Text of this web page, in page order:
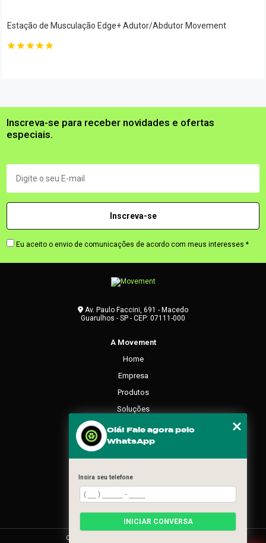
Estação de Musculação Edge+ Adutor/Abdutor Movement
Inscreva-se para receber novidades e ofertas
especiais.
Eu aceito o envio de comunicações de acordo com meus interesses *
Av. Paulo Faccini, 691 - Macedo
Guarulhos - SP - CEP: 07111-000
A Movement
Home
Empresa
Produtos
Soluções
Contato
Categorias
Mapa do site
REDES SOCIAIS
Copyright © Movement. (Lei 9610 de 19/02/1998)
Olá! Fale agora pelo
WhatsApp
Insira seu telefone
INICIAR CONVERSA